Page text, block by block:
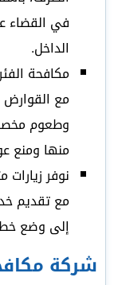
في القضاء
الداخل.
مكافحة
مع القوارض
وطعوم
منها ومنع
نوفر زيارات
مع تقديم
إلى وضع
شركة